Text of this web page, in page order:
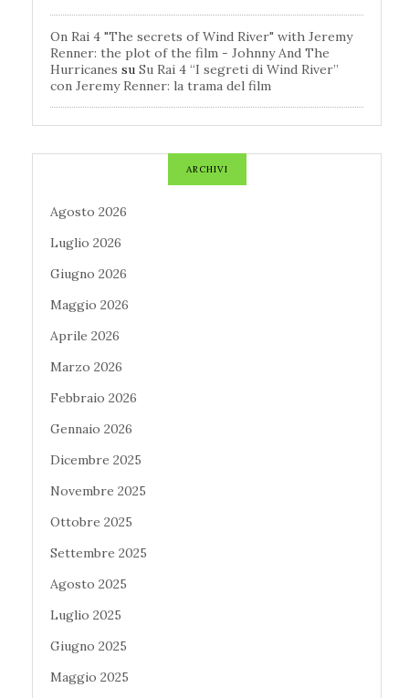
On Rai 4 "The secrets of Wind River" with Jeremy
Renner: the plot of the film - Johnny And The
Hurricanes su Su Rai 4 “I segreti di Wind River”
con Jeremy Renner: la trama del film
ARCHIVI
Agosto 2026
Luglio 2026
Giugno 2026
Maggio 2026
Aprile 2026
Marzo 2026
Febbraio 2026
Gennaio 2026
Dicembre 2025
Novembre 2025
Ottobre 2025
Settembre 2025
Agosto 2025
Luglio 2025
Giugno 2025
Maggio 2025